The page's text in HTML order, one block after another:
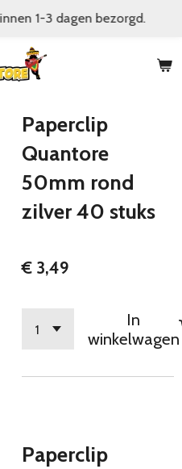
1-3 dagen bezorgd.
Paperclip
Quantore
50mm rond
zilver 40 stuks
€ 3,49
In
winkelwagen
Paperclip